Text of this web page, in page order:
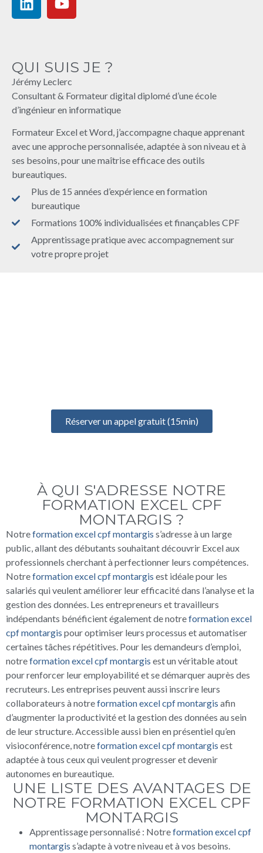
QUI SUIS JE ?
Jérémy Leclerc
Consultant & Formateur digital diplomé d’une école
d’ingénieur en informatique
Formateur Excel et Word, j’accompagne chaque apprenant
avec une approche personnalisée, adaptée à son niveau et à
ses besoins, pour une maîtrise efficace des outils
bureautiques.
Plus de 15 années d’expérience en formation
bureautique
Formations 100% individualisées et finançables CPF
Apprentissage pratique avec accompagnement sur
votre propre projet
Réserver un appel gratuit (15min)
À QUI S'ADRESSE NOTRE
FORMATION EXCEL CPF
MONTARGIS ?
Notreformation excel cpf montargis s’adresse à un large
public, allant des débutants souhaitant découvrir Excel aux
professionnels cherchant à perfectionner leurs compétences.
Notreformation excel cpf montargis est idéale pour les
salariés qui veulent améliorer leur efficacité dans l’analyse et la
gestion des données. Les entrepreneurs et travailleurs
indépendants bénéficient également de notreformation excel
cpf montargis pour optimiser leurs processus et automatiser
certaines tâches répétitives. Pour les demandeurs d’emploi,
notreformation excel cpf montargis est un véritable atout
pour renforcer leur employabilité et se démarquer auprès des
recruteurs. Les entreprises peuvent aussi inscrire leurs
collaborateurs à notreformation excel cpf montargis afin
d’augmenter la productivité et la gestion des données au sein
de leur structure. Accessible aussi bien en présentiel qu’en
visioconférence, notreformation excel cpf montargis est
adaptée à tous ceux qui veulent progresser et devenir
autonomes en bureautique.
UNE LISTE DES AVANTAGES DE
NOTRE FORMATION EXCEL CPF
MONTARGIS
Apprentissage personnalisé : Notreformation excel cpf
montargis s’adapte à votre niveau et à vos besoins.